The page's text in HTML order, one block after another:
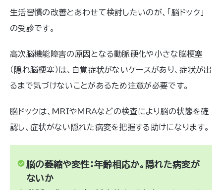
生活習慣の改善とあわせて検討したいのが、「脳ドック」
の受診です。
高次脳機能障害の原因となる動脈硬化や小さな脳梗塞
（隠れ脳梗塞）は、自覚症状がないケースがあり、症状が出
るまで気づけないことがあるため注意が必要です。
脳ドックは、MRIやMRAなどの検査により脳の状態を確
認し、症状がない隠れた病変を把握する助けになります。
脳の萎縮や変性：年齢相応か。隠れた病変が
ないか